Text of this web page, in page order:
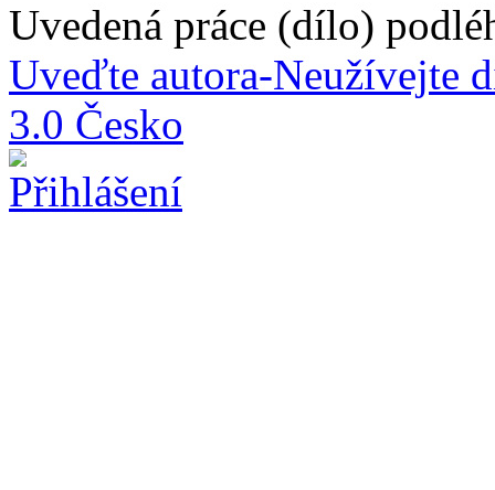
Uvedená práce (dílo)
Uveďte autora-Neužívejte
3.0 Česko